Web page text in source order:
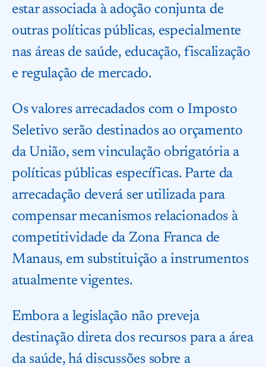
estar associada à adoção conjunta de
outras políticas públicas, especialmente
nas áreas de saúde, educação, fiscalização
e regulação de mercado.
Os valores arrecadados com o Imposto
Seletivo serão destinados ao orçamento
da União, sem vinculação obrigatória a
políticas públicas específicas. Parte da
arrecadação deverá ser utilizada para
compensar mecanismos relacionados à
competitividade da Zona Franca de
Manaus, em substituição a instrumentos
atualmente vigentes.
Embora a legislação não preveja
destinação direta dos recursos para a área
da saúde, há discussões sobre a